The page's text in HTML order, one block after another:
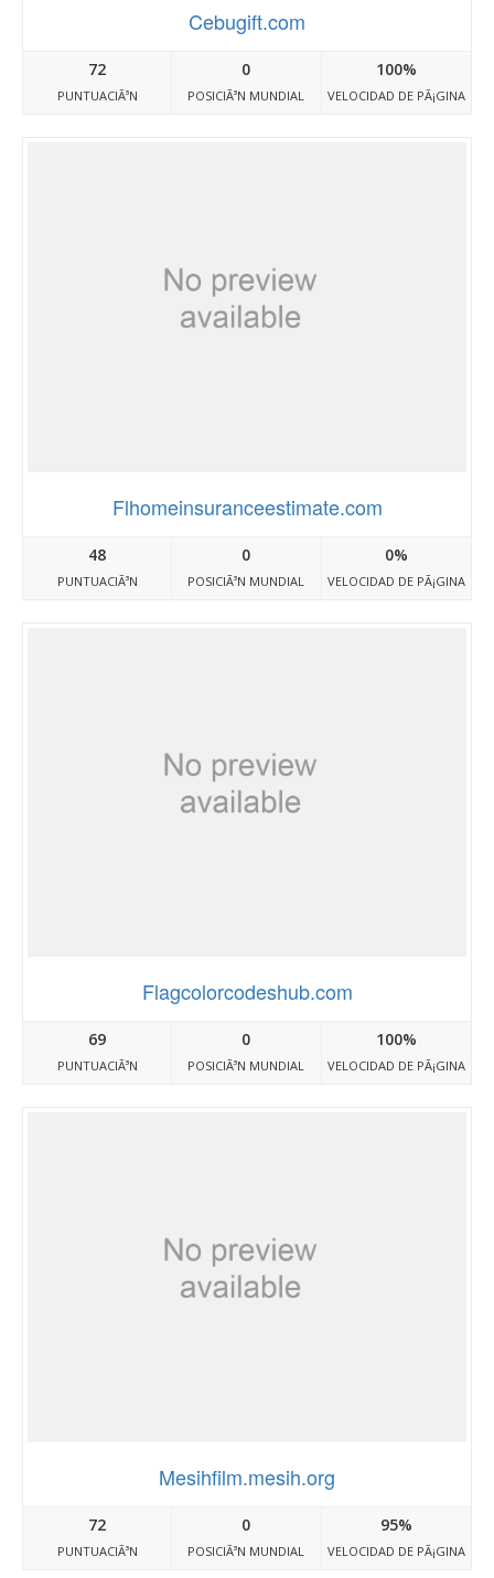
Cebugift.com
72
PUNTUACIÃ³N
0
POSICIÃ³N MUNDIAL
100%
VELOCIDAD DE PÃ¡GINA
Flhomeinsuranceestimate.com
48
PUNTUACIÃ³N
0
POSICIÃ³N MUNDIAL
0%
VELOCIDAD DE PÃ¡GINA
Flagcolorcodeshub.com
69
PUNTUACIÃ³N
0
POSICIÃ³N MUNDIAL
100%
VELOCIDAD DE PÃ¡GINA
Mesihfilm.mesih.org
72
PUNTUACIÃ³N
0
POSICIÃ³N MUNDIAL
95%
VELOCIDAD DE PÃ¡GINA